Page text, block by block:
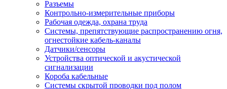
Разъемы
Контрольно-измерительные приборы
Рабочая одежда, охрана труда
Системы, препятствующие распространению огня,
огнестойкие кабель-каналы
Датчики/сенсоры
Устройства оптической и акустической
сигнализации
Короба кабельные
Системы скрытой проводки под полом